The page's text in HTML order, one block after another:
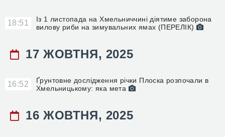
18:51
Із 1 листопада на Хмельниччині діятиме заборона
вилову риби на зимувальних ямах (ПЕРЕЛІК)
17 ЖОВТНЯ, 2025
16:52
Ґрунтовне дослідження річки Плоска розпочали в
Хмельницькому: яка мета
16 ЖОВТНЯ, 2025